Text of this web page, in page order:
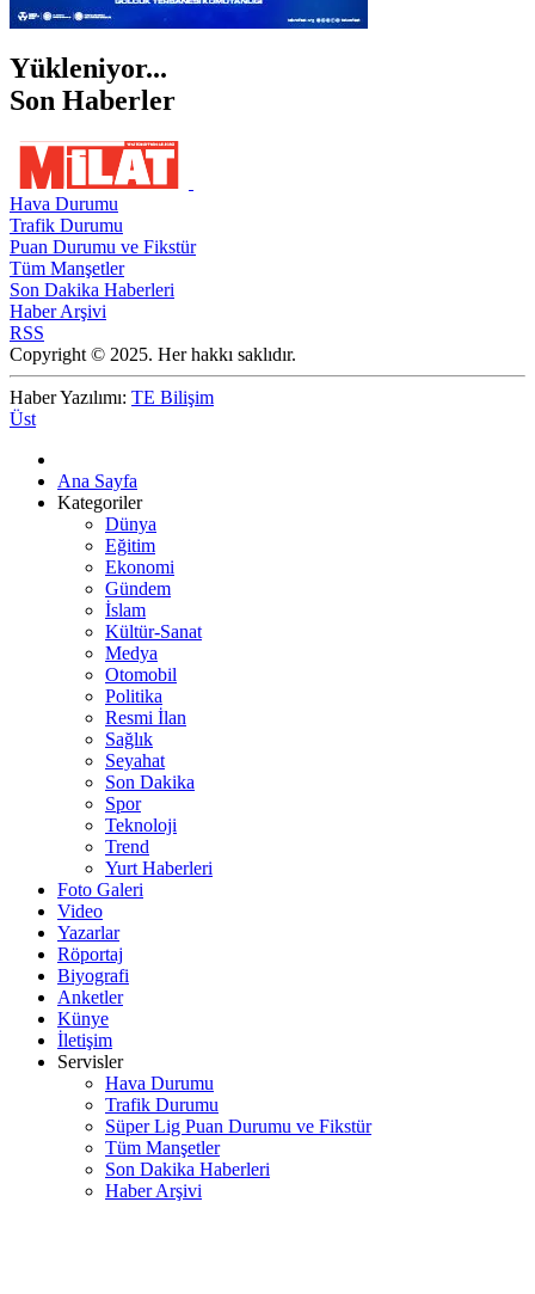
Yükleniyor...
Son Haberler
Hava Durumu
Trafik Durumu
Puan Durumu ve Fikstür
Tüm Manşetler
Son Dakika Haberleri
Haber Arşivi
RSS
Copyright © 2025. Her hakkı saklıdır.
Haber Yazılımı: TE Bilişim
Üst
Ana Sayfa
Kategoriler
Dünya
Eğitim
Ekonomi
Gündem
İslam
Kültür-Sanat
Medya
Otomobil
Politika
Resmi İlan
Sağlık
Seyahat
Son Dakika
Spor
Teknoloji
Trend
Yurt Haberleri
Foto Galeri
Video
Yazarlar
Röportaj
Biyografi
Anketler
Künye
İletişim
Servisler
Hava Durumu
Trafik Durumu
Süper Lig Puan Durumu ve Fikstür
Tüm Manşetler
Son Dakika Haberleri
Haber Arşivi